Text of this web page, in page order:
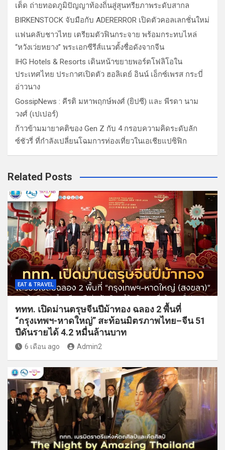
เต็ด ถ่ายทอดภูมิปัญญาท้องถิ่นสู่สุนทรียภาพระดับสากล
BIRKENSTOCK จับมือกับ ADERERROR เปิดตัวคอลเลกชั่นใหม่
แฟนคลับชาวไทย เตรียมตัวฟินกระจาย พร้อมกระทบไหล่
“หวังเว่ยหยาง” พระเอกซีรีส์แนวตั้งชื่อดังจากจีน
IHG Hotels & Resorts เดินหน้าขยายพอร์ตโฟลิโอใน
ประเทศไทย ประกาศเปิดตัว ฮอลิเดย์ อินน์ เอ็กซ์เพรส กระบี่
อ่าวนาง
GossipNews : คีรติ มหาพฤกษ์พงศ์ (ยิปซี) และ พีรดา นาม
วงศ์ (เปเปอร์)
ก้าวข้ามมายาคติของ Gen Z กับ 4 กรอบความคิดระดับลัก
ซ์ชัวรี่ ที่กำลังเปลี่ยนโฉมการท่องเที่ยวในเอเชียแปซิฟิก
Related Posts
EAT & TRAVEL
ททท. เปิดม่านตรุษจีนปีม้าทอง ฉลอง 2 พื้นที่
“กรุงเทพฯ-หาดใหญ่” สะท้อนมิตรภาพไทย–จีน 51
ปีดันรายได้ 4.2 หมื่นล้านบาท
6 เดือน ago Admin2